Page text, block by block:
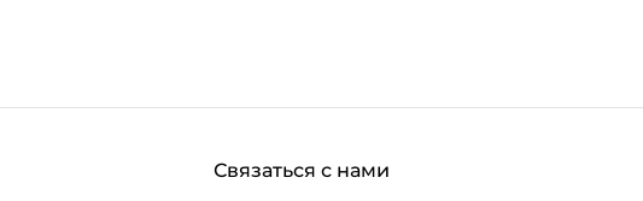
Связаться с нами